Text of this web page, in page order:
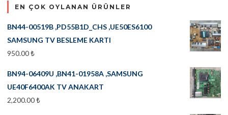
EN ÇOK OYLANAN ÜRÜNLER
BN44-00519B ,PD55B1D_CHS ,UE50ES6100
SAMSUNG TV BESLEME KARTI
950.00₺
BN94-06409U ,BN41-01958A ,SAMSUNG
UE40F6400AK TV ANAKART
2,200.00₺